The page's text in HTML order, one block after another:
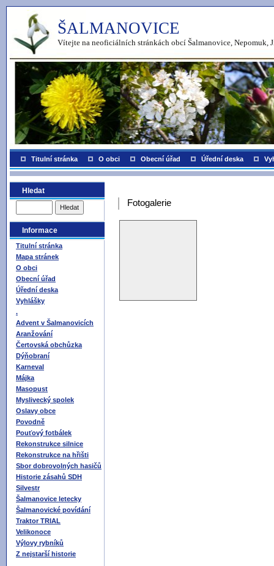
ŠALMANOVICE
Vítejte na neoficiálních stránkách obcí Šalmanovice, Nepomuk,
Titulní stránka O obci Obecní úřad Úřední deska
Hledat
Informace
Titulní stránka
Mapa stránek
O obci
Obecní úřad
Úřední deska
Vyhlášky
.
Advent v Šalmanovicích
Aranžování
Čertovská obchůzka
Dýňobraní
Karneval
Májka
Masopust
Myslivecký spolek
Oslavy obce
Povodně
Pouťový fotbálek
Rekonstrukce silnice
Rekonstrukce na hřišti
Sbor dobrovolných hasičů
Historie zásahů SDH
Silvestr
Šalmanovice letecky
Šalmanovické povídání
Traktor TRIAL
Velikonoce
Výlovy rybníků
Z nejstarší historie
Fotogalerie